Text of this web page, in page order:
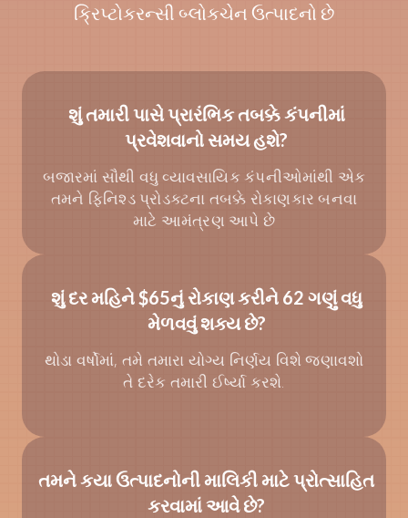
ક્રિપ્ટોકરન્સી બ્લોકચેન ઉત્પાદનો છે
શું તમારી પાસે પ્રારંભિક તબક્કે કંપનીમાં
પ્રવેશવાનો સમય હશે?
બજારમાં સૌથી વધુ વ્યાવસાયિક કંપનીઓમાંથી એક
તમને ફિનિશ્ડ પ્રોડક્ટના તબક્કે રોકાણકાર બનવા
માટે આમંત્રણ આપે છે
શું દર મહિને $65નું રોકાણ કરીને 62 ગણું વધુ
મેળવવું શક્ય છે?
થોડા વર્ષોમાં, તમે તમારા યોગ્ય નિર્ણય વિશે જણાવશો
તે દરેક તમારી ઈર્ષ્યા કરશે.
તમને કયા ઉત્પાદનોની માલિકી માટે પ્રોત્સાહિત
કરવામાં આવે છે?